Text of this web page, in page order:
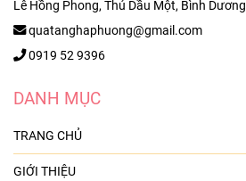
Lê Hồng Phong, Thủ Dầu Một, Bình Dương
quatanghaphuong@gmail.com
0919 52 9396
DANH MỤC
TRANG CHỦ
GIỚI THIỆU